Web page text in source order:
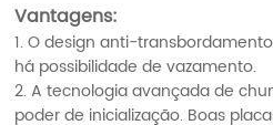
Vantagens:
1. O design anti-
há possibilidade de vazamento.
2. A tecnologia avançada de
poder de inicialização. Boas